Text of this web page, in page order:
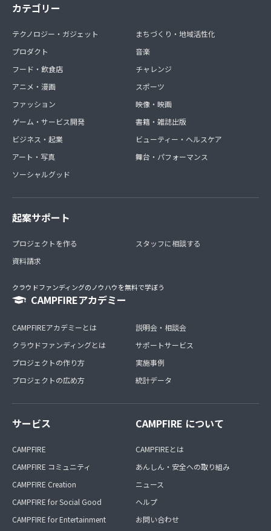
カテゴリー
テクノロジー・ガジェット
プロダクト
フード・飲食店
アニメ・漫画
ファッション
ゲーム・サービス開発
ビジネス・起業
アート・写真
ソーシャルグッド
まちづくり・地域活性化
音楽
チャレンジ
スポーツ
映像・映画
書籍・雑誌出版
ビューティー・ヘルスケア
舞台・パフォーマンス
起案サポート
プロジェクトを作る
資料請求
スタッフに相談する
クラウドファンディングのノウハウを無料で学ぼう
CAMPFIREアカデミー
CAMPFIREアカデミーとは
クラウドファンディングとは
プロジェクトの作り方
プロジェクトの広め方
説明会・相談会
サポートサービス
実施事例
統計データ
サービス
CAMPFIRE
CAMPFIRE コミュニティ
CAMPFIRE Creation
CAMPFIRE for Social Good
CAMPFIRE for Entertainment
CAMPFIRE について
CAMPFIREとは
あんしん・安全への取り組み
ニュース
ヘルプ
お問い合わせ